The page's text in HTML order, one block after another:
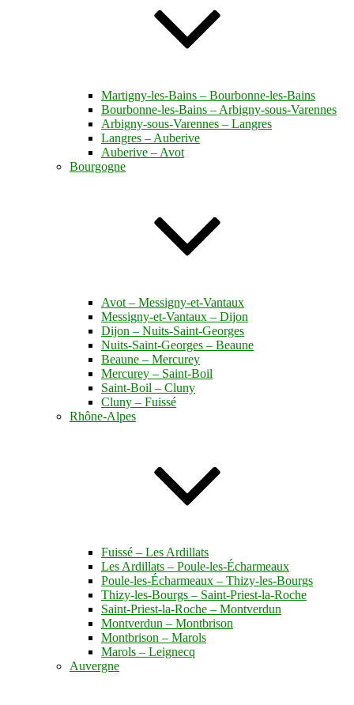
Martigny-les-Bains – Bourbonne-les-Bains
Bourbonne-les-Bains – Arbigny-sous-Varennes
Arbigny-sous-Varennes – Langres
Langres – Auberive
Auberive – Avot
Bourgogne
Avot – Messigny-et-Vantaux
Messigny-et-Vantaux – Dijon
Dijon – Nuits-Saint-Georges
Nuits-Saint-Georges – Beaune
Beaune – Mercurey
Mercurey – Saint-Boil
Saint-Boil – Cluny
Cluny – Fuissé
Rhône-Alpes
Fuissé – Les Ardillats
Les Ardillats – Poule-les-Écharmeaux
Poule-les-Écharmeaux – Thizy-les-Bourgs
Thizy-les-Bourgs – Saint-Priest-la-Roche
Saint-Priest-la-Roche – Montverdun
Montverdun – Montbrison
Montbrison – Marols
Marols – Leignecq
Auvergne